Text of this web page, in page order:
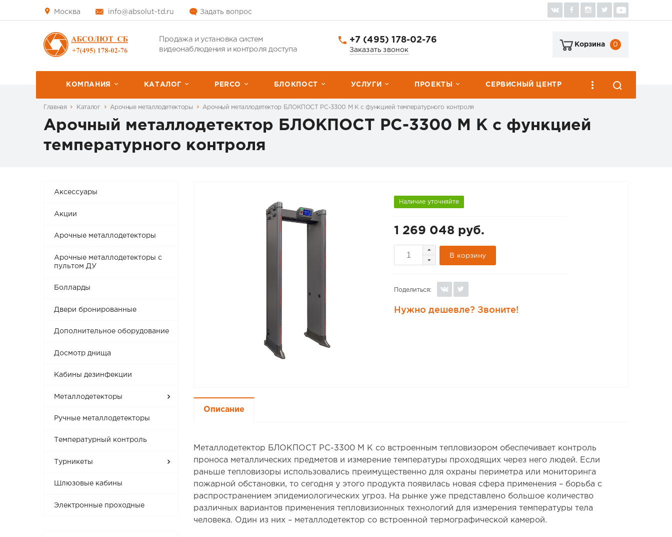
Москва info@absolut-td.ru Задать вопрос
Продажа и установка систем
видеонаблюдения и контроля доступа
+7 (495) 178-02-76
Заказать звонок
Корзина 0
КОМПАНИЯ КАТАЛОГ PERCО БЛОКПОСТ УСЛУГИ ПРОЕКТЫ СЕРВИСНЫЙ ЦЕНТР
Главная Каталог Арочные металлодетекторы Арочный металлодетектор БЛОКПОСТ PC-3300 M K с функцией температурного контроля
Арочный металлодетектор БЛОКПОСТ PC-3300 M K с функцией
температурного контроля
Аксессуары
Акции
Арочные металлодетекторы
Арочные металлодетекторы с
пультом ДУ
Болларды
Двери бронированные
Дополнительное оборудование
Досмотр днища
Кабины дезинфекции
Металлодетекторы
Ручные металлодетекторы
Температурный контроль
Турникеты
Шлюзовые кабины
Электронные проходные
Наличие уточняйте
1 269 048 руб.
В корзину
Поделиться:
Нужно дешевле? Звоните!
Описание
Металлодетектор БЛОКПОСТ РС-3300 М К со встроенным тепловизором обеспечивает контроль
проноса металлических предметов и измерение температуры проходящих через него людей. Если
раньше тепловизоры использовались преимущественно для охраны периметра или мониторинга
пожарной обстановки, то сегодня у этого продукта появилась новая сфера применения – борьба с
распространением эпидемиологических угроз. На рынке уже представлено большое количество
различных вариантов применения тепловизионных технологий для измерения температуры тела
человека. Один из них – металлодетектор со встроенной термографической камерой.